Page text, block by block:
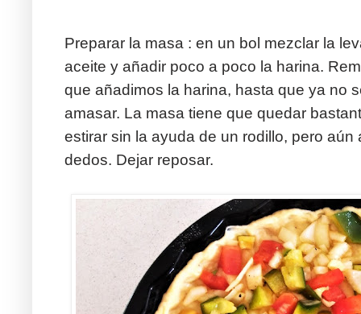
Preparar la masa : en un bol mezclar la
aceite y añadir poco a poco la harina.
que añadimos la harina, hasta que ya no
amasar. La masa tiene que quedar
estirar sin la ayuda de un rodillo, pero
dedos. Dejar reposar.